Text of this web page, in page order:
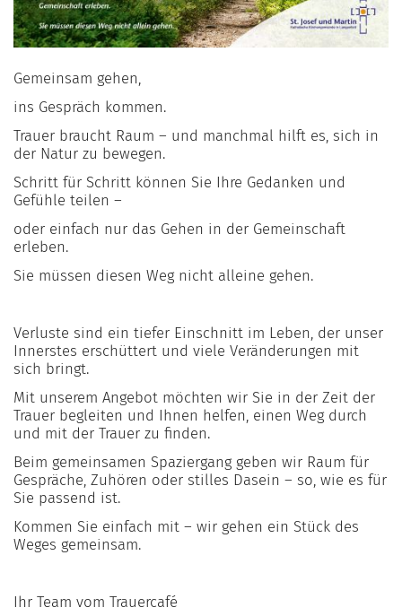
Gemeinsam gehen,
ins Gespräch kommen.
Trauer braucht Raum – und manchmal hilft es, sich in
der Natur zu bewegen.
Schritt für Schritt können Sie Ihre Gedanken und
Gefühle teilen –
oder einfach nur das Gehen in der Gemeinschaft
erleben.
Sie müssen diesen Weg nicht alleine gehen.
Verluste sind ein tiefer Einschnitt im Leben, der unser
Innerstes erschüttert und viele Veränderungen mit
sich bringt.
Mit unserem Angebot möchten wir Sie in der Zeit der
Trauer begleiten und Ihnen helfen, einen Weg durch
und mit der Trauer zu finden.
Beim gemeinsamen Spaziergang geben wir Raum für
Gespräche, Zuhören oder stilles Dasein – so, wie es für
Sie passend ist.
Kommen Sie einfach mit – wir gehen ein Stück des
Weges gemeinsam.
Ihr Team vom Trauercafé